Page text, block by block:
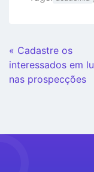
Continue
Lendo
« Cadastre os
interessados em
nas prospecções